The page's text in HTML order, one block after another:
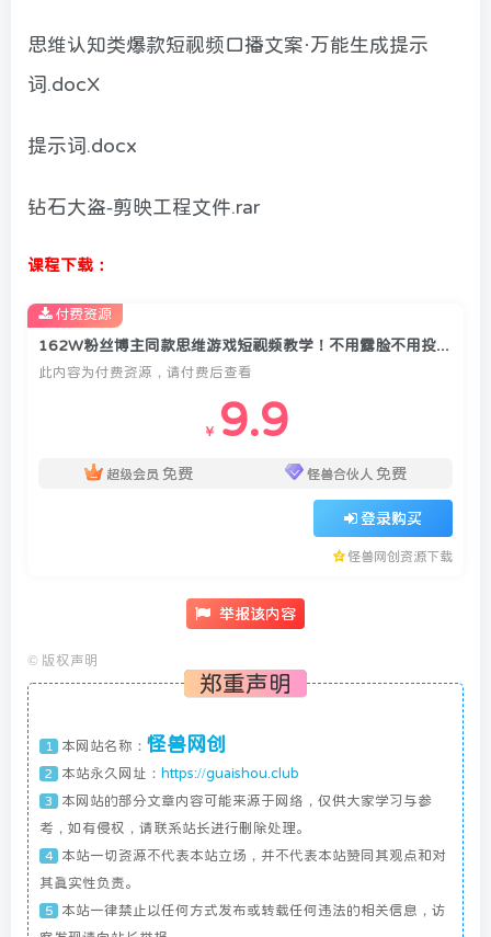
思维认知类爆款短视频口播文案·万能生成提示
词.docX
提示词.docx
钻石大盗-剪映工程文件.rar
课程下载：
此内容为付费资源，请付费后查看
￥ 9.9
超级会员 免费 怪兽合伙人 免费
登录购买
怪兽网创资源下载
付费资源
举报该内容
© 版权声明
郑重声明
1 本网站名称： 怪兽网创
2 本站永久网址： https://guaishou.club
3
本网站的部分文章内容可能来源于网络，仅供大家学习与参
考，如有侵权，请联系站长进行删除处理。
4
本站一切资源不代表本站立场，并不代表本站赞同其观点和对
其真实性负责。
5
本站一律禁止以任何方式发布或转载任何违法的相关信息，访